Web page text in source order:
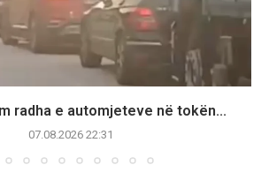
radha e automjeteve në tokën...
07.08.2026 22:31